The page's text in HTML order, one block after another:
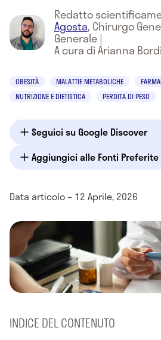
Redatto
Agosta, Chirurgo
Generale|
A cura di Arianna Bordi
OBESITÀ MALATTIE METABOLICHE
NUTRIZIONE E DIETISTICA
PERDITA DI PESO
Seguici su Google Discover
Aggiungici alle Fonti Preferite
Data articolo – 12 Aprile, 2026
INDICE DEL CONTENUTO